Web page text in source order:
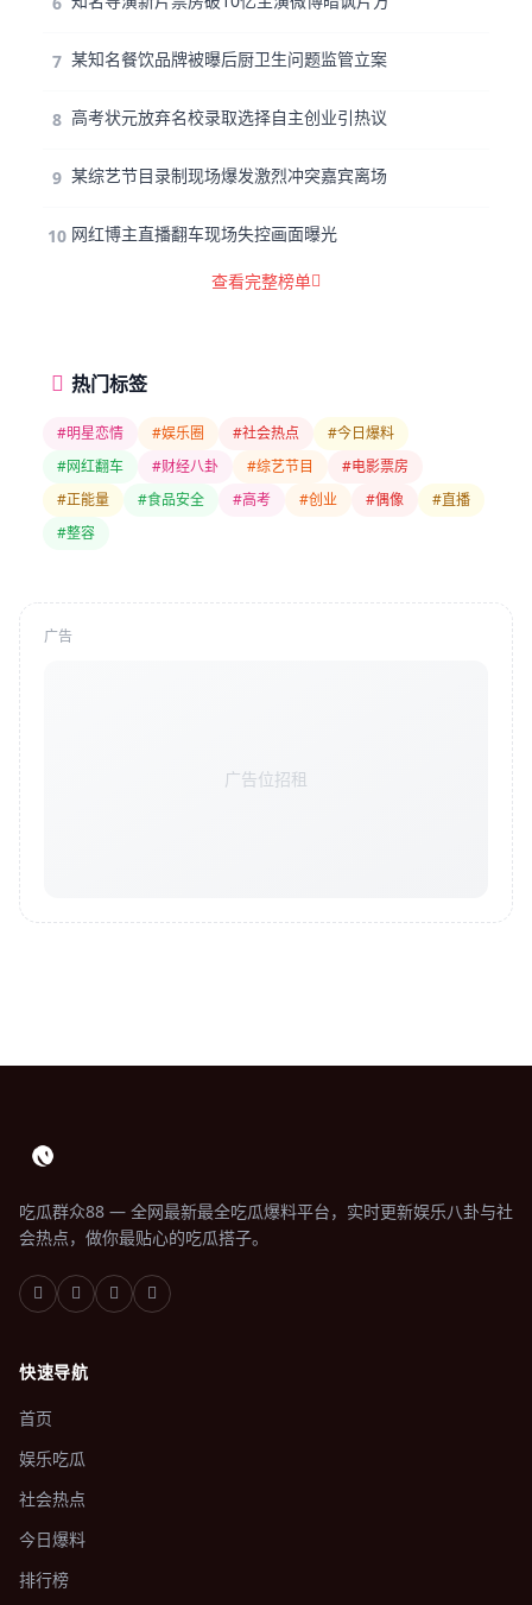
7 某知名餐饮品牌被曝后厨卫生问题监管立案
8 高考状元放弃名校录取选择自主创业引热议
9 某综艺节目录制现场爆发激烈冲突嘉宾离场
10 网红博主直播翻车现场失控画面曝光
查看完整榜单
热门标签
#明星恋情 #娱乐圈 #社会热点
#今日爆料
#网红翻车
#财经八卦 #综艺节目
#电影票房
#正能量
#食品安全 #高考 #创业 #偶像
#直播
#整容
广告
广告位招租
吃瓜群众88 — 全网最新最全吃瓜爆料平台，实时更新娱乐八卦与社
会热点，做你最贴心的吃瓜搭子。
快速导航
首页
娱乐吃瓜
社会热点
今日爆料
排行榜